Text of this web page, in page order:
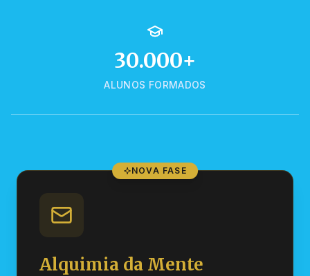
30.000+
ALUNOS FORMADOS
NOVA FASE
Alquimia da Mente